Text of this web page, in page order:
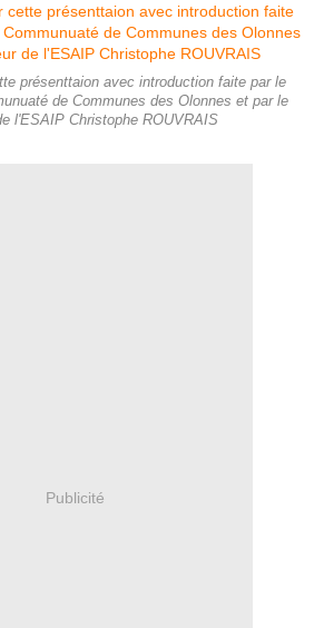
présenttaion avec introduction faite par le
de Communes des Olonnes et par le
l'ESAIP Christophe ROUVRAIS
Publicité